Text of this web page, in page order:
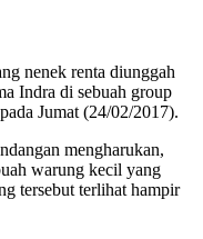
nenek renta diunggah
Indra di sebuah group
Jumat (24/02/2017).
mengharukan,
warung kecil yang
tersebut terlihat hampir